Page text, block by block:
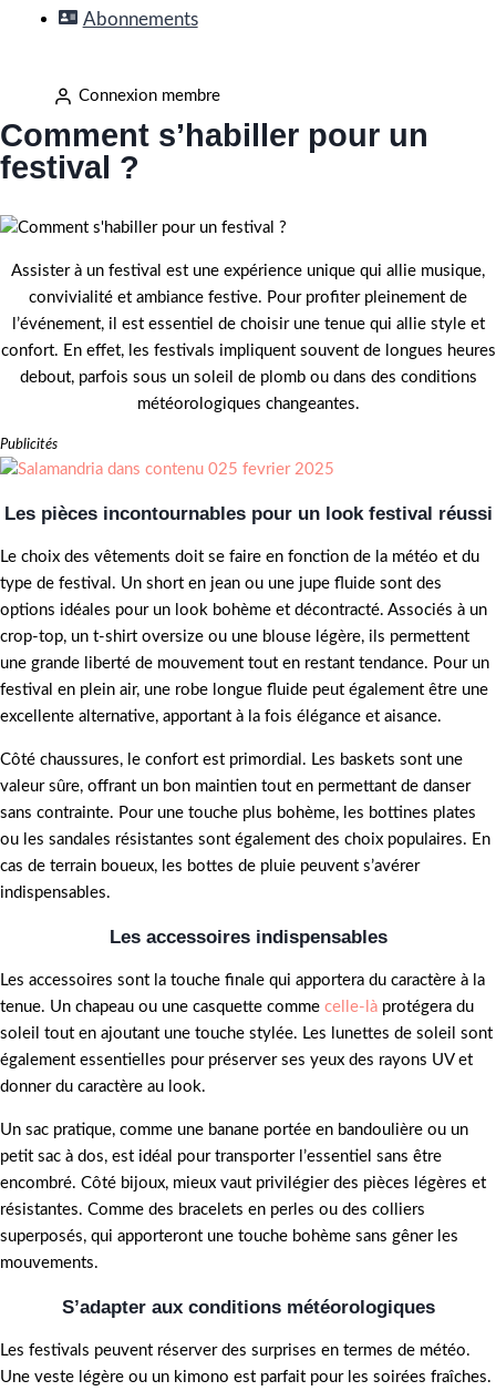
Abonnements
Connexion membre
Comment s’habiller pour un
festival ?
Assister à un festival est une expérience unique qui allie musique,
convivialité et ambiance festive. Pour profiter pleinement de
l’événement, il est essentiel de choisir une tenue qui allie style et
confort. En effet, les festivals impliquent souvent de longues heures
debout, parfois sous un soleil de plomb ou dans des conditions
météorologiques changeantes.
Publicités
Les pièces incontournables pour un look festival réussi
Le choix des vêtements doit se faire en fonction de la météo et du
type de festival. Un short en jean ou une jupe fluide sont des
options idéales pour un look bohème et décontracté. Associés à un
crop-top, un t-shirt oversize ou une blouse légère, ils permettent
une grande liberté de mouvement tout en restant tendance. Pour un
festival en plein air, une robe longue fluide peut également être une
excellente alternative, apportant à la fois élégance et aisance.
Côté chaussures, le confort est primordial. Les baskets sont une
valeur sûre, offrant un bon maintien tout en permettant de danser
sans contrainte. Pour une touche plus bohème, les bottines plates
ou les sandales résistantes sont également des choix populaires. En
cas de terrain boueux, les bottes de pluie peuvent s’avérer
indispensables.
Les accessoires indispensables
Les accessoires sont la touche finale qui apportera du caractère à la
tenue. Un chapeau ou une casquette comme celle-là protégera du
soleil tout en ajoutant une touche stylée. Les lunettes de soleil sont
également essentielles pour préserver ses yeux des rayons UV et
donner du caractère au look.
Un sac pratique, comme une banane portée en bandoulière ou un
petit sac à dos, est idéal pour transporter l’essentiel sans être
encombré. Côté bijoux, mieux vaut privilégier des pièces légères et
résistantes. Comme des bracelets en perles ou des colliers
superposés, qui apporteront une touche bohème sans gêner les
mouvements.
S’adapter aux conditions météorologiques
Les festivals peuvent réserver des surprises en termes de météo.
Une veste légère ou un kimono est parfait pour les soirées fraîches.